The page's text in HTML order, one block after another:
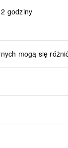
godziny
mogą się